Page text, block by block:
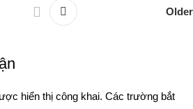
Older
hiển thị công khai. Các trường bắt